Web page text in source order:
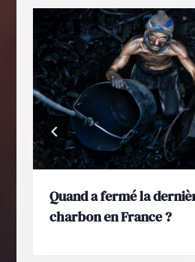
Quand a fermé la
charbon en France ?